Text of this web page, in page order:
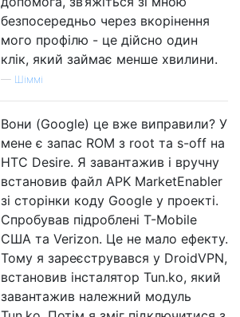
безпосередньо через вкорінення
мого профілю - це дійсно один
клік, який займає менше хвилини.
— Шіммі
Вони (Google) це вже виправили? У
мене є запас ROM з root та s-off на
HTC Desire. Я завантажив і вручну
встановив файл APK MarketEnabler
зі сторінки коду Google у проекті.
Спробував підроблені T-Mobile
США та Verizon. Це не мало ефекту.
Тому я зареєструвався у DroidVPN,
встановив інсталятор Tun.ko, який
завантажив належний модуль